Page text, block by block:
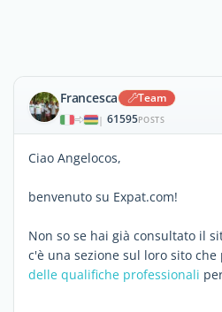
Francesca Team
| 61595POSTS
Ciao Angelocos,
benvenuto su Expat.com!
Non so se hai già consultato il
c'è una sezione sul loro sito che
delle qualifiche professionali